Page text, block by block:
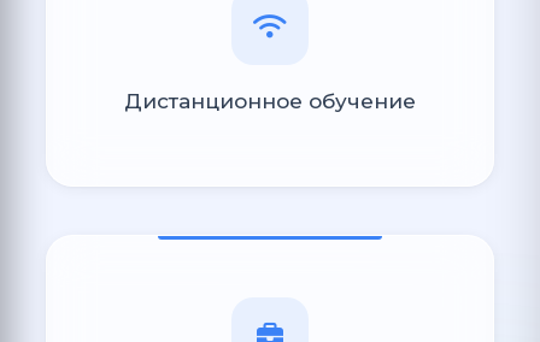
Дистанционное обучение